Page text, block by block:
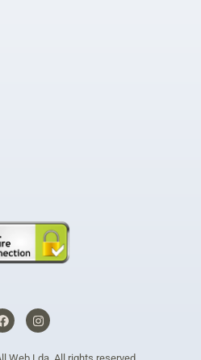
F
a
c
e
I
n
s